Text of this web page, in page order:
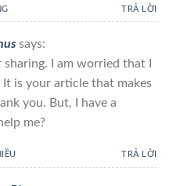
TRẢ LỜI
says:
I am worried that I
It is your article that makes
you. But, I have a
me?
TRẢ LỜI